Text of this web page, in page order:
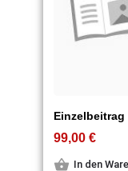
99,00€
In den